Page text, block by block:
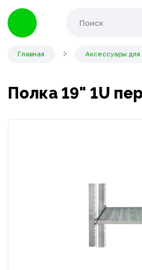
Главная Аксессуары для
Полка 19" 1U